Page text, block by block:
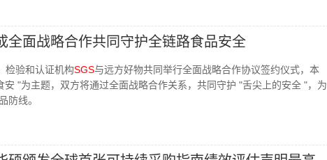
全面战略合作共同守护全链路食品安全
检验和认证机构SGS与远方好物共同举行全面战略合作协议签约仪式，本
安 "为主题，双方将通过全面战略合作关系，共同守护 "舌尖上的安全 "，为
防线。